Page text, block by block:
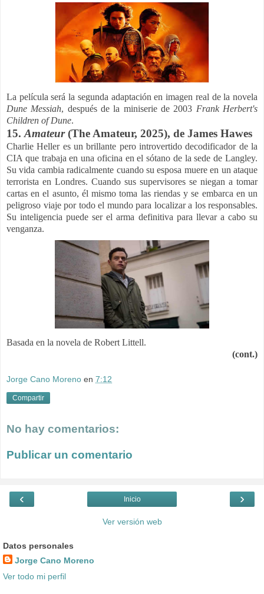
La película será la segunda adaptación en imagen real de la novela
Dune Messiah, después de la miniserie de 2003 Frank Herbert's
Children of Dune.
15. Amateur(The Amateur, 2025), de James Hawes
Charlie Heller es un brillante pero introvertido decodificador de la
CIA que trabaja en una oficina en el sótano de la sede de Langley.
Su vida cambia radicalmente cuando su esposa muere en un ataque
terrorista en Londres. Cuando sus supervisores se niegan a tomar
cartas en el asunto, él mismo toma las riendas y se embarca en un
peligroso viaje por todo el mundo para localizar a los responsables.
Su inteligencia puede ser el arma definitiva para llevar a cabo su
venganza.
Basada en la novela de Robert Littell.
(cont.)
Jorge Cano Moreno en 7:12
Compartir
No hay comentarios:
Publicar un comentario
‹ ›
Inicio
Ver versión web
Datos personales
Jorge Cano Moreno
Ver todo mi perfil